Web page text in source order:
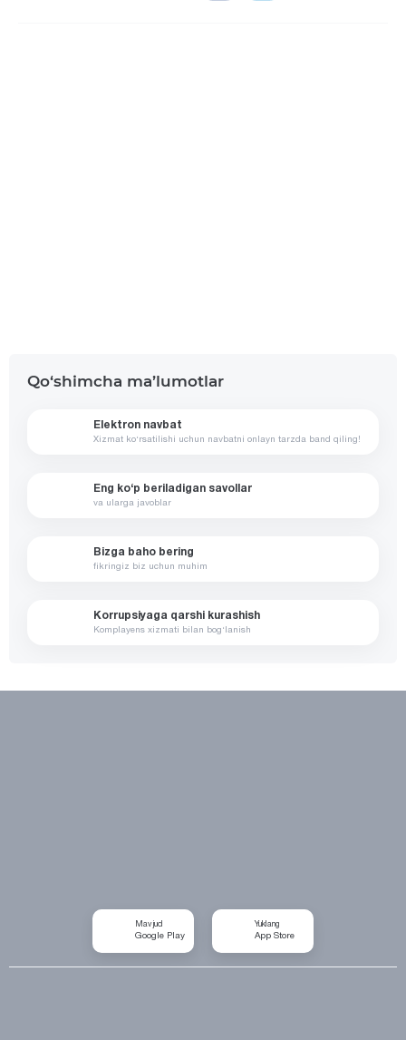
Qo‘shimcha ma’lumotlar
Elektron navbat
Xizmat ko‘rsatilishi uchun navbatni onlayn tarzda band qiling!
Eng ko‘p beriladigan savollar
va ularga javoblar
Bizga baho bering
fikringiz biz uchun muhim
Korrupsiyaga qarshi kurashish
Komplayens xizmati bilan bog‘lanish
Mavjud
Google Play
Yuklang
App Store